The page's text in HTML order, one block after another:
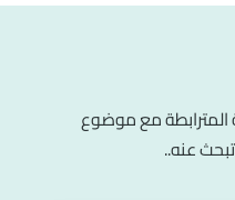
المترابطة مع موضوع
عنه..